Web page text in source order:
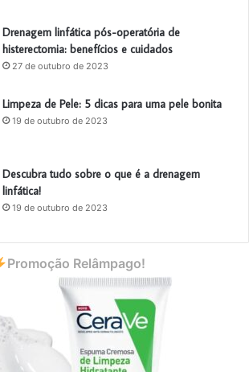
Drenagem linfática pós-operatória de
histerectomia: benefícios e cuidados
27 de outubro de 2023
Limpeza de Pele: 5 dicas para uma pele bonita
19 de outubro de 2023
Descubra tudo sobre o que é a drenagem
linfática!
19 de outubro de 2023
Promoção Relâmpago!